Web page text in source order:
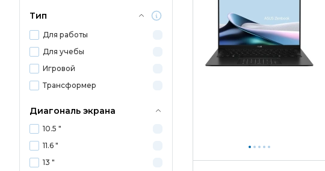
Тип
Для работы
Для учебы
Игровой
Трансформер
Диагональ экрана
10.5 "
11.6 "
13 "